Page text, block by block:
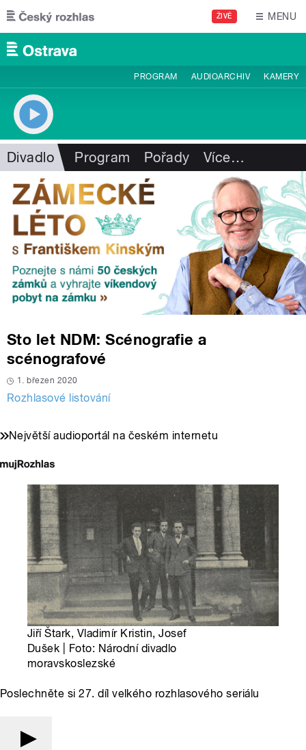
Přejít k hlavnímu obsahu
ŽIVĚ MENU
PROGRAM AUDIOARCHIV KAMERY
Divadlo Program Pořady Více…
Sto let NDM: Scénografie a
scénografové
1. březen 2020
Rozhlasové listování
Největší audioportál na českém internetu
Jiří Štark, Vladimír Kristin, Josef
Dušek | Foto: Národní divadlo
moravskoslezské
Poslechněte si 27. díl velkého rozhlasového seriálu